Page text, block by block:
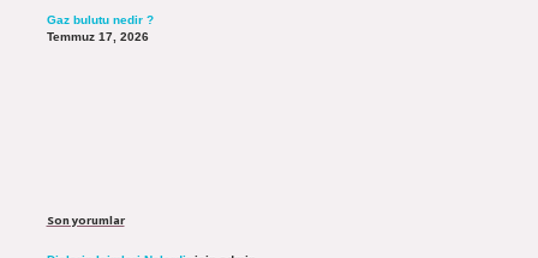
Gaz bulutu nedir ?
Temmuz 17, 2026
Son yorumlar